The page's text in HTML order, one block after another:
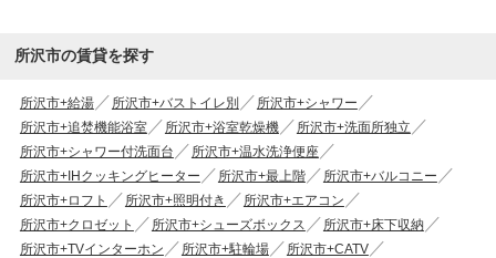
所沢市の賃貸を探す
所沢市+給湯 所沢市+バストイレ別
所沢市+シャワー
所沢市+追焚機能浴室
所沢市+浴室乾燥機
所沢市+洗面所独立
所沢市+シャワー付洗面台
所沢市+温水洗浄便座
所沢市+IHクッキングヒーター
所沢市+最上階
所沢市+バルコニー
所沢市+ロフト
所沢市+照明付き
所沢市+エアコン
所沢市+クロゼット
所沢市+シューズボックス
所沢市+床下収納
所沢市+TVインターホン
所沢市+駐輪場
所沢市+CATV